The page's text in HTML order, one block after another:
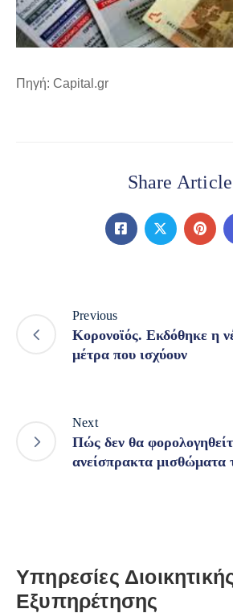
Πηγή: Capital.gr
Share Article
Previous
Κορονοϊός. Εκδόθηκε η
μέτρα που ισχύουν
Next
Πώς δεν θα
ανείσπρακτα μισθώματα
Υπηρεσίες
Εξυπηρέτησης